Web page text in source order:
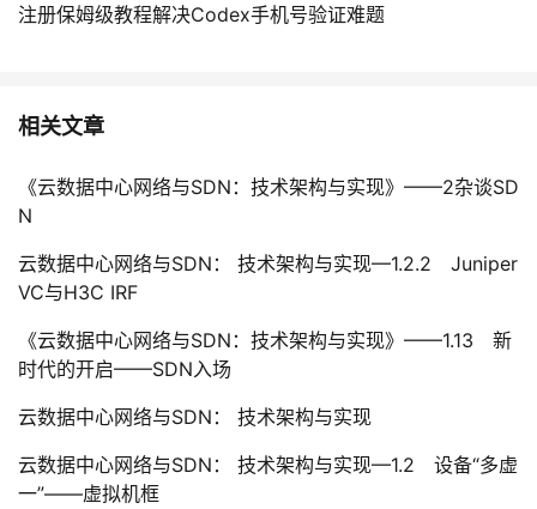
注册保姆级教程解决Codex手机号验证难题
相关文章
《云数据中心网络与SDN：技术架构与实现》——2杂谈SD
N
云数据中心网络与SDN： 技术架构与实现—1.2.2 Juniper
VC与H3C IRF
《云数据中心网络与SDN：技术架构与实现》——1.13 新
时代的开启——SDN入场
云数据中心网络与SDN： 技术架构与实现
云数据中心网络与SDN： 技术架构与实现—1.2 设备“多虚
一”——虚拟机框